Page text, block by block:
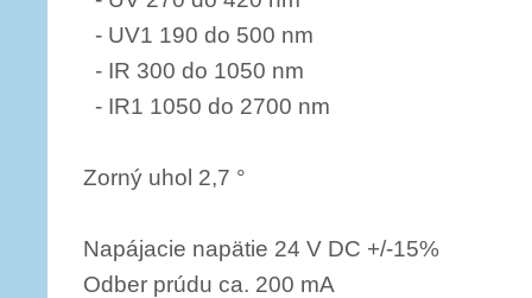
- UV1 190 do 500 nm
- IR 300 do 1050 nm
- IR1 1050 do 2700 nm
Zorný uhol 2,7 °
Napájacie napätie 24 V DC +/-15%
Odber prúdu ca. 200 mA